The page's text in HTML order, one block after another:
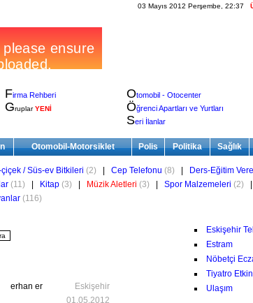
03 Mayıs 2012 Perşembe, 22:37
Firma Rehberi
GruplarYENİ
Otomobil - Otocenter
Öğrenci Apartları ve Yurtları
Seri İlanlar
Otomobil-Motorsiklet Polis Politika Sağlık
çiçek / Süs-ev Bitkileri (2) Cep Telefonu (8)
Ders-Eğitim
(11) Kitap (3) Müzik Aletleri (3) Spor Malzemeleri (2)
(116)
erhan er
Eskişehir
01.05.2012
Eskişehir
Estram
Nöbetçi
Tiyatro
Ulaşım